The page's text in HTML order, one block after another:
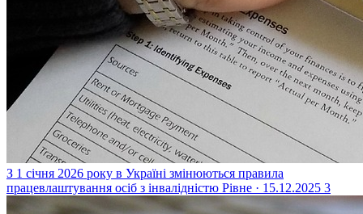
З 1 січня 2026 року в Україні змінюються правила
працевлаштування осіб з інвалідністю Рівне · 15.12.2025 3